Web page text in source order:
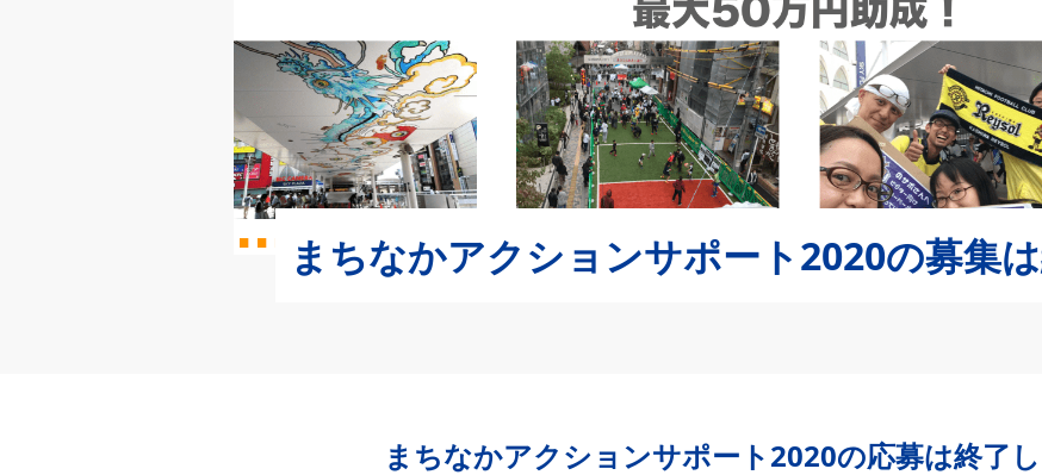
まちなかアクションサポート2020の募集
まちなかアクションサポート2020の応募は終了